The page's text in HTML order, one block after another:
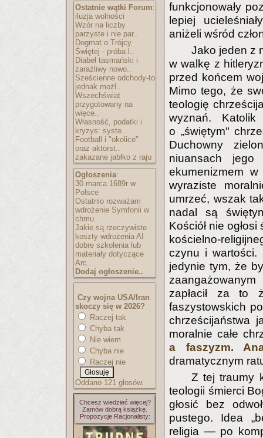
Ostatnie wątki Forum:
iluzja wolności
Wzór na liczby
parzyste i nie par..
Dogmat o Trójcy
Świętej - próba l..
Diabeł tasmański i
zaraźliwy nowo..
Sześcienne odchody-to
jednak możl..
Wszechświat
przygotowany na
więce..
Własność, podatki i
kryzys: syste..
Football i "okolice"
oraz aktorst..
zakazane jabłko z raju
Ogłoszenia:
30 marca 1689r w
Polsce
Ostatnio rozważam
wdrożenie Symfonii w
chmu..
Jakie są rzeczywiste
koszty wdrożenia AI
dobre szkolenia lub
materiały dotyczące
Arc..
Dodaj ogłoszenie..
Czy wojna USA/Iran
skoczy się w 2026?
Raczej tak
Chyba tak
Nie wiem
Chyba nie
Raczej nie
Oddano 121 głosów.
Chcesz wiedzieć więcej?
Zamów dobrą książkę.
Propozycje Racjonalisty:
funkcjonowały
lepiej
aniżeli wśród
Jako jeden z
w walkę z
przed końcem
Mimo tego, że
teologię
wyznań.
o „świętym"
Duchowny
niuansach
ekumenizmem
wyraziste
umrzeć, wszak
nadal są
Kościół nie
kościelno-
czynu i wartości.
jedynie tym, że
zapłacił za to
faszystowskich
chrześcijaństwa
moralnie całe
a faszyzm.
dramatycznym
Z tej traumy
teologii śmierci
głosić bez
pustego. Idea
religia — po